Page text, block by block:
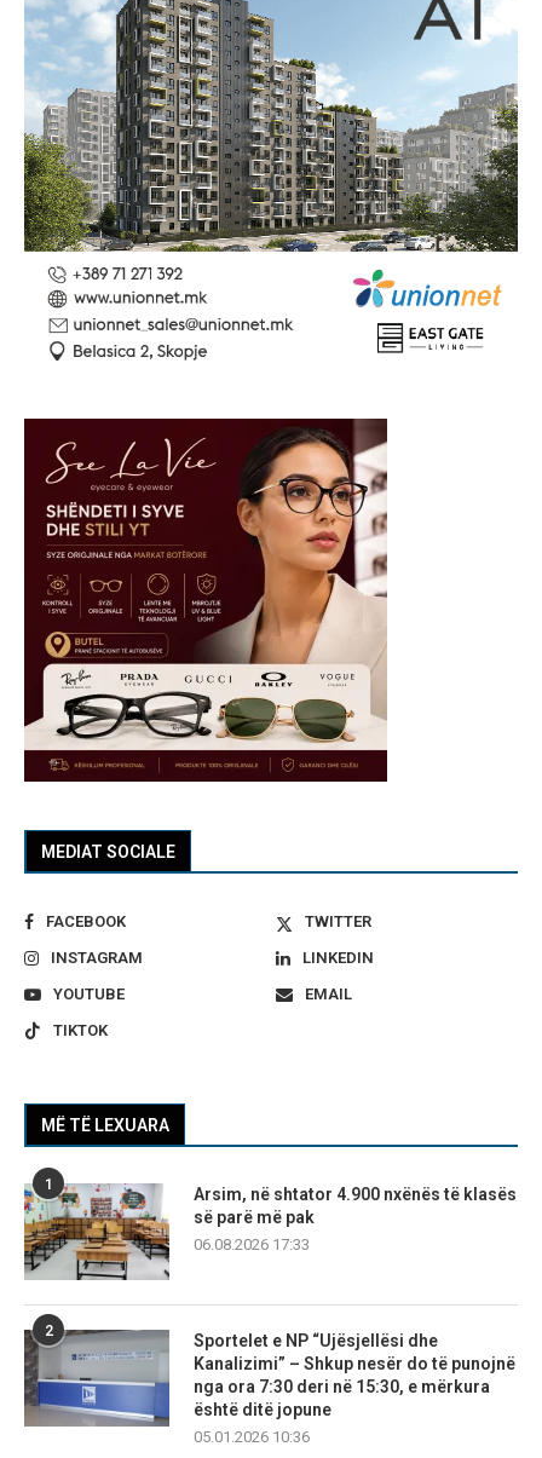
MEDIAT SOCIALE
FACEBOOK
TWITTER
INSTAGRAM
LINKEDIN
YOUTUBE
EMAIL
TIKTOK
MË TË LEXUARA
1
Arsim, në shtator 4.900 nxënës të klasës
së parë më pak
06.08.2026 17:33
2
Sportelet e NP “Ujësjellësi dhe
Kanalizimi” – Shkup nesër do të punojnë
nga ora 7:30 deri në 15:30, e mërkura
është ditë jopune
05.01.2026 10:36